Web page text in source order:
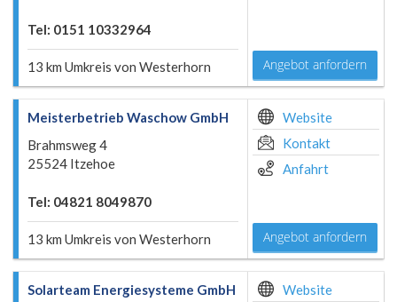
Tel: 0151 10332964
13 km Umkreis von Westerhorn Angebot anfordern
Meisterbetrieb Waschow GmbH
Brahmsweg 4
25524 Itzehoe
Tel: 04821 8049870
13 km Umkreis von Westerhorn
Website
Kontakt
Anfahrt
Angebot anfordern
Solarteam Energiesysteme GmbH
Website